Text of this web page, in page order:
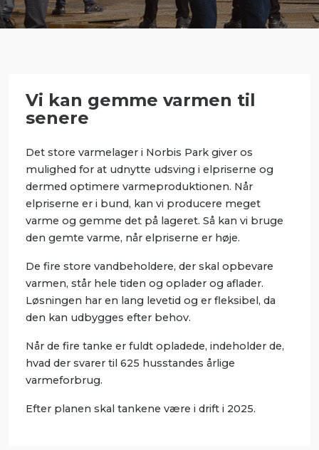
Vi kan gemme varmen til
senere
Det store varmelager i Norbis Park giver os
mulighed for at udnytte udsving i elpriserne og
dermed optimere varmeproduktionen. Når
elpriserne er i bund, kan vi producere meget
varme og gemme det på lageret. Så kan vi bruge
den gemte varme, når elpriserne er høje.
De fire store vandbeholdere, der skal opbevare
varmen, står hele tiden og oplader og aflader.
Løsningen har en lang levetid og er fleksibel, da
den kan udbygges efter behov.
Når de fire tanke er fuldt opladede, indeholder de,
hvad der svarer til 625 husstandes årlige
varmeforbrug.
Efter planen skal tankene være i drift i 2025.